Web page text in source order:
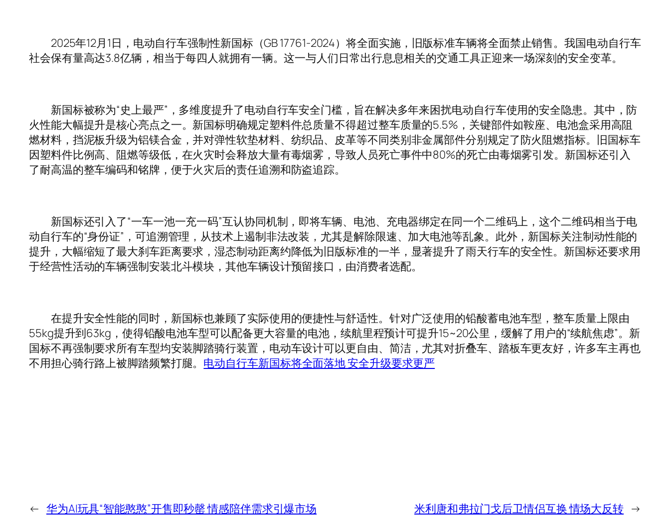
2025年12月1日，电动自行车强制性新国标（GB 17761-2024）将全面实施，旧版标准车辆将全面禁止销售。我国电动自行车
社会保有量高达3.8亿辆，相当于每四人就拥有一辆。这一与人们日常出行息息相关的交通工具正迎来一场深刻的安全变革。
新国标被称为“史上最严”，多维度提升了电动自行车安全门槛，旨在解决多年来困扰电动自行车使用的安全隐患。其中，防
火性能大幅提升是核心亮点之一。新国标明确规定塑料件总质量不得超过整车质量的5.5%，关键部件如鞍座、电池盒采用高阻
燃材料，挡泥板升级为铝镁合金，并对弹性软垫材料、纺织品、皮革等不同类别非金属部件分别规定了防火阻燃指标。旧国标车
因塑料件比例高、阻燃等级低，在火灾时会释放大量有毒烟雾，导致人员死亡事件中80%的死亡由毒烟雾引发。新国标还引入
了耐高温的整车编码和铭牌，便于火灾后的责任追溯和防盗追踪。
新国标还引入了“一车一池一充一码”互认协同机制，即将车辆、电池、充电器绑定在同一个二维码上，这个二维码相当于电
动自行车的“身份证”，可追溯管理，从技术上遏制非法改装，尤其是解除限速、加大电池等乱象。此外，新国标关注制动性能的
提升，大幅缩短了最大刹车距离要求，湿态制动距离约降低为旧版标准的一半，显著提升了雨天行车的安全性。新国标还要求用
于经营性活动的车辆强制安装北斗模块，其他车辆设计预留接口，由消费者选配。
在提升安全性能的同时，新国标也兼顾了实际使用的便捷性与舒适性。针对广泛使用的铅酸蓄电池车型，整车质量上限由
55kg提升到63kg，使得铅酸电池车型可以配备更大容量的电池，续航里程预计可提升15~20公里，缓解了用户的“续航焦虑”。新
国标不再强制要求所有车型均安装脚踏骑行装置，电动车设计可以更自由、简洁，尤其对折叠车、踏板车更友好，许多车主再也
不用担心骑行路上被脚踏频繁打腿。 电动自行车新国标将全面落地 安全升级要求更严
← 华为AI玩具“智能憨憨”开售即秒罄 情感陪伴需求引爆市场 米利唐和弗拉门戈后卫情侣互换 情场大反转 →